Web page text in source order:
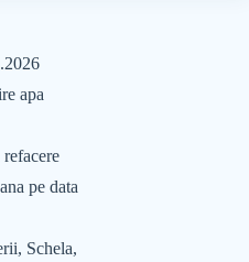
apa
pe data
Schela,